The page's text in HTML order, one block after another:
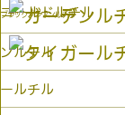
ゴールドルチル
ブラックブラウンルチル
ンルチル
ールチル